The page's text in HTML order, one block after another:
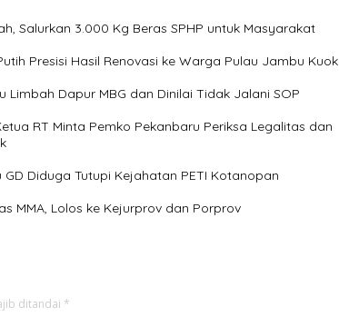
Salurkan 3.000 Kg Beras SPHP untuk Masyarakat
Presisi Hasil Renovasi ke Warga Pulau Jambu Kuok
Dapur MBG dan Dinilai Tidak Jalani SOP
RT Minta Pemko Pekanbaru Periksa Legalitas dan
Diduga Tutupi Kejahatan PETI Kotanopan
MMA, Lolos ke Kejurprov dan Porprov
ditandai *